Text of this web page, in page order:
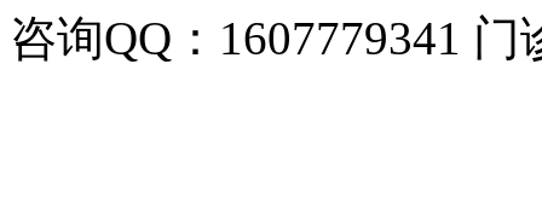
咨询QQ：1607779341